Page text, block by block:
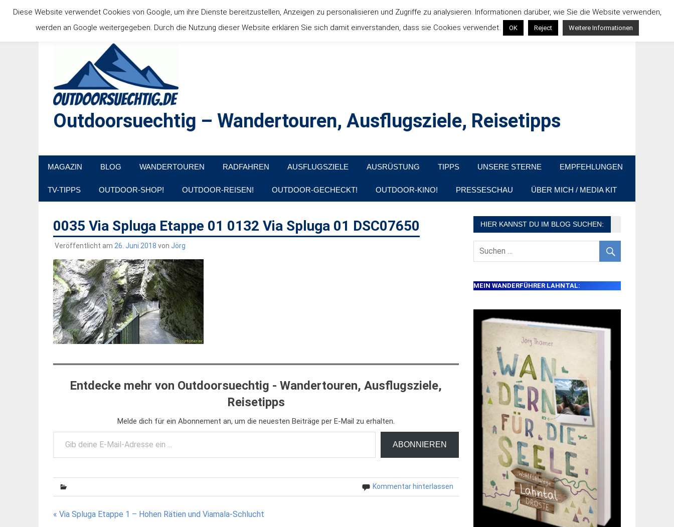
Inhalt
springen
Outdoorsuechtig – Wandertouren, Ausflugsziele, Reisetipps
MAGAZIN BLOG WANDERTOUREN RADFAHREN AUSFLUGSZIELE AUSRÜSTUNG TIPPS UNSERE STERNE EMPFEHLUNGEN
TV-TIPPS OUTDOOR-SHOP! OUTDOOR-REISEN! OUTDOOR-GECHECKT! OUTDOOR-KINO! PRESSESCHAU ÜBER MICH / MEDIA KIT
0035 Via Spluga Etappe 01 0132 Via Spluga 01 DSC07650
Veröffentlicht am 26. Juni 2018 von Jörg
Entdecke mehr von Outdoorsuechtig - Wandertouren, Ausflugsziele,
Reisetipps
Melde dich für ein Abonnement an, um die neuesten Beiträge per E-Mail zu erhalten.
Gib deine E-Mail-Adresse ein ...
ABONNIEREN
Kommentar hinterlassen
Beitragsnavigation
« Via Spluga Etappe 1 – Hohen Rätien und Viamala-Schlucht
HIER KANNST DU IM BLOG SUCHEN:
MEIN WANDERFÜHRER LAHNTAL:
Diese Website verwendet Cookies von Google, um ihre Dienste bereitzustellen, Anzeigen zu personalisieren und Zugriffe zu analysieren. Informationen darüber, wie Sie die Website verwenden,
werden an Google weitergegeben. Durch die Nutzung dieser Website erklären Sie sich damit einverstanden, dass sie Cookies verwendet.
OK Reject Weitere Informationen